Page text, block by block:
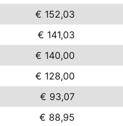
€ 152,03
€ 141,03
€ 140,00
€ 128,00
€ 93,07
€ 88,95